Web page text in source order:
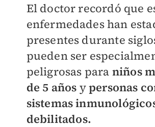
El doctor recordó que
enfermedades han
presentes durante
pueden ser
peligrosas para niños
de 5 años ypersonas
sistemas
debilitados.